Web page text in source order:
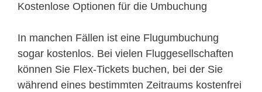
Kostenlose Optionen für die Umbuchung
In manchen Fällen ist eine Flugumbuchung
sogar kostenlos. Bei vielen Fluggesellschaften
können Sie Flex-Tickets buchen, bei der Sie
während eines bestimmten Zeitraums kostenfrei